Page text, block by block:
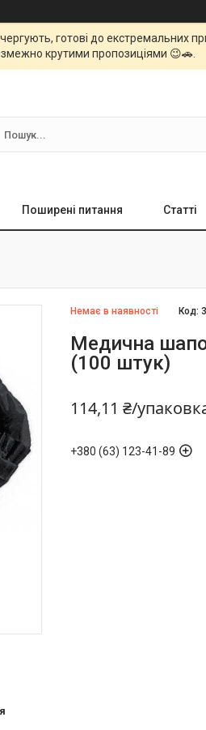
готові до
крутими пропозиціями 😉🚗.
Поширені питання Статті
Немає в наявності Код:
Медична
(100 штук)
114,11 ₴/
+380 (63) 123-41-89